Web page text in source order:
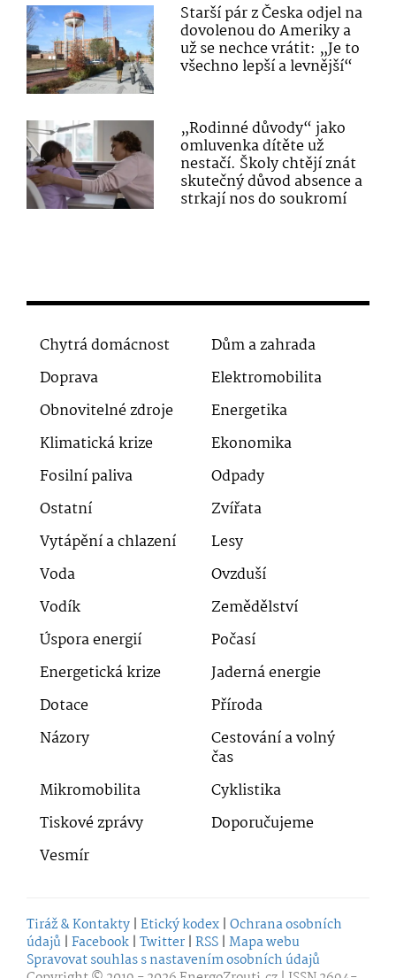
Starší pár z Česka odjel na
dovolenou do Ameriky a
už se nechce vrátit: „Je to
všechno lepší a levnější“
„Rodinné důvody“ jako
omluvenka dítěte už
nestačí. Školy chtějí znát
skutečný důvod absence a
strkají nos do soukromí
Chytrá domácnost
Dům a zahrada
Doprava
Elektromobilita
Obnovitelné zdroje
Energetika
Klimatická krize
Ekonomika
Fosilní paliva
Odpady
Ostatní
Zvířata
Vytápění a chlazení
Lesy
Voda
Ovzduší
Vodík
Zemědělství
Úspora energií
Počasí
Energetická krize
Jaderná energie
Dotace
Příroda
Názory
Cestování a volný
čas
Mikromobilita
Cyklistika
Tiskové zprávy
Doporučujeme
Vesmír
Tiráž & Kontakty | Etický kodex | Ochrana osobních
údajů | Facebook | Twitter | RSS | Mapa webu
Spravovat souhlas s nastavením osobních údajů